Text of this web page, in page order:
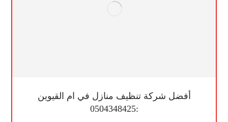
أفضل شركة تنظيف منازل في ام القيوين
:0504348425